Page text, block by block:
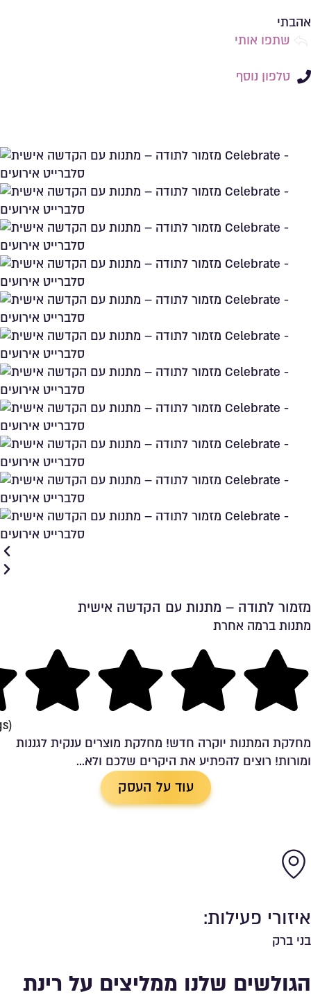
שמירה ברשימת מועדפים
אהבתי
שתפו אותי
טלפון נוסף
מזמור לתודה – מתנות עם הקדשה אישית
מתנות ברמה אחרת
שמירה ברשימת מועדפים
מחלקת המתנות יוקרה חדש! מחלקת מוצרים ענקית לגננות
ומורות! רוצים להפתיע את היקרים שלכם ולא...
עוד על העסק
איזורי פעילות:
בני ברק
הגולשים שלנו ממליצים על רינת